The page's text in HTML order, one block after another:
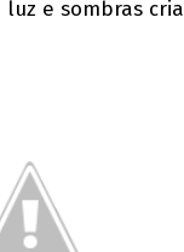
e sombras cria